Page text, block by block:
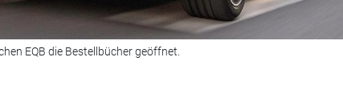
EQB die Bestellbücher geöffnet.